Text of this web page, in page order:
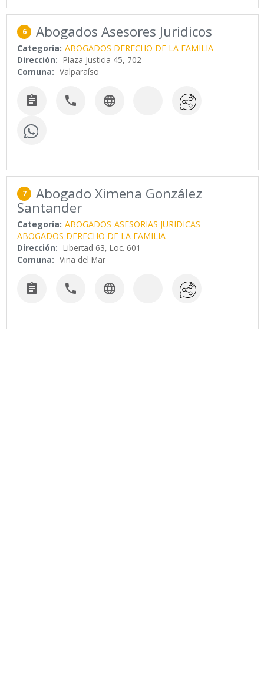
6 Abogados Asesores Juridicos
Categoría: ABOGADOS DERECHO DE LA FAMILIA
Dirección: Plaza Justicia 45, 702
Comuna: Valparaíso
  
7 Abogado Ximena González
Santander
Categoría: ABOGADOS ASESORIAS JURIDICAS
ABOGADOS DERECHO DE LA FAMILIA
Dirección: Libertad 63, Loc. 601
Comuna: Viña del Mar
  